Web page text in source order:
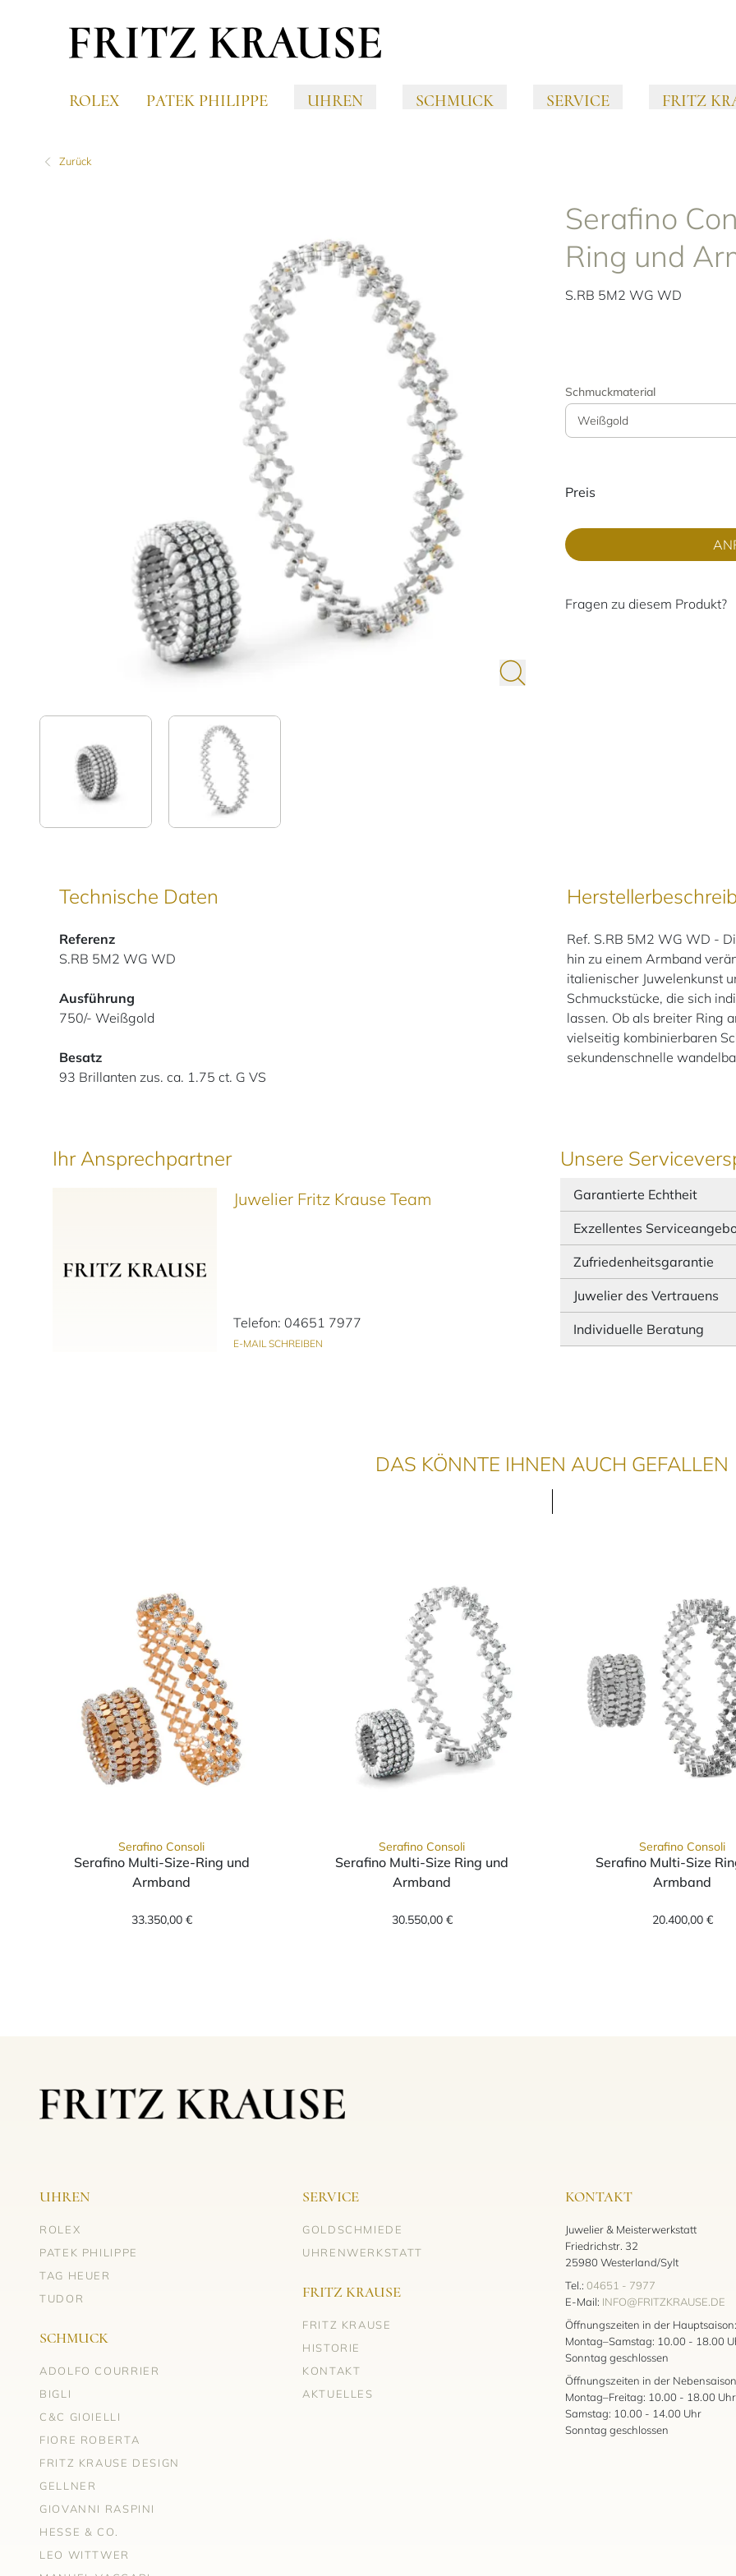
ROLEX PATEK PHILIPPE UHREN SCHMUCK SERVICE FRITZ
Zurück
Serafino
Ring und
S.RB 5M2 WG WD
Schmuckmaterial
Weißgold
Preis
Fragen zu diesem Produkt?
Technische Daten
Referenz
S.RB 5M2 WG WD
Ausführung
750/- Weißgold
Besatz
93 Brillanten zus. ca. 1.75 ct. G VS
Ref. S.RB 5M2 WG WD -
hin zu einem Armband
italienischer Juwelenkunst
Schmuckstücke, die sich
lassen. Ob als breiter Ring
vielseitig kombinierbaren
sekundenschnelle
Ihr Ansprechpartner
Juwelier Fritz Krause Team
Telefon: 04651 7977
E-MAIL SCHREIBEN
Unsere
Garantierte Echtheit
Exzellentes
Zufriedenheitsgarantie
Juwelier des Vertrauens
Individuelle Beratung
DAS KÖNNTE IHNEN AUCH GEFALLEN
Serafino Consoli
Serafino Multi-Size-Ring und
Armband
33.350,00 €
Serafino Consoli
Serafino Multi-Size Ring und
Armband
30.550,00 €
Serafino Consoli
Serafino Multi-Size
Armband
20.400,00 €
UHREN
ROLEX
PATEK PHILIPPE
TAG HEUER
TUDOR
SCHMUCK
ADOLFO COURRIER
BIGLI
C&C GIOIELLI
FIORE ROBERTA
FRITZ KRAUSE DESIGN
GELLNER
GIOVANNI RASPINI
HESSE & CO.
LEO WITTWER
SERVICE
GOLDSCHMIEDE
UHRENWERKSTATT
FRITZ KRAUSE
FRITZ KRAUSE
HISTORIE
KONTAKT
AKTUELLES
KONTAKT
Juwelier & Meisterwerkstatt
Friedrichstr. 32
25980 Westerland/Sylt
Tel.: 04651 - 7977
E-Mail: INFO@FRITZKRAUSE.DE
Öffnungszeiten in der Hauptsaison:
Montag–Samstag: 10.00 - 18.00
Sonntag geschlossen
Öffnungszeiten in der
Montag–Freitag: 10.00 - 18.00 Uhr
Samstag: 10.00 - 14.00 Uhr
Sonntag geschlossen